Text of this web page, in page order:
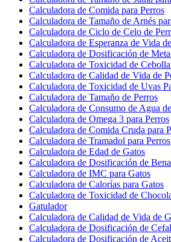
Calculadora de Comida para Perros
Calculadora de Tamaño de Arnés
Calculadora de Ciclo de Celo de
Calculadora de Esperanza de Vida
Calculadora de Dosificación de
Calculadora de Toxicidad de
Calculadora de Calidad de Vida de
Calculadora de Toxicidad de Uvas
Calculadora de Tamaño de Perros
Calculadora de Consumo de Agua
Calculadora de Omega 3 para Perros
Calculadora de Comida Cruda para
Calculadora de Tramadol para Perros
Calculadora de Edad de Gatos
Calculadora de Dosificación de
Calculadora de IMC para Gatos
Calculadora de Calorías para Gatos
Calculadora de Toxicidad de
Gatulador
Calculadora de Calidad de Vida de
Calculadora de Dosificación de
Calculadora de Dosificación de